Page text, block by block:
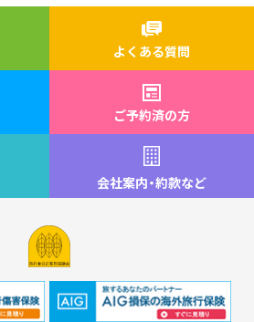
よくある質問
ご予約済の方
会社案内・約款など